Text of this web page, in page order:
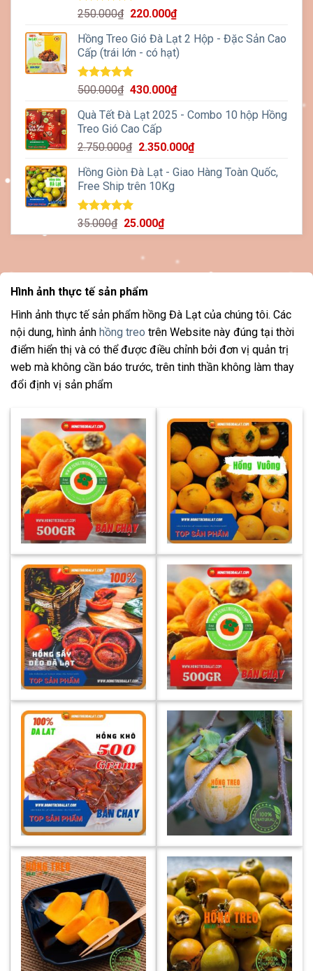
Được xếp
5.00
5 sao
250.000₫ Giá
là:
250.000₫.
220.000₫Giá
tại
là:
Hồng Treo Gió Đà Lạt 2 Hộp - Đặc Sản Cao
Cấp (trái lớn - có hạt)
Được xếp
5.00
5 sao
500.000₫ Giá
là:
500.000₫.
430.000₫Giá
tại
430.000₫.
Quà Tết Đà Lạt 2025 - Combo 10 hộp Hồng
Treo Gió Cao Cấp
2.750.000₫ Giá
là:
2.750.000₫.
2.350.000₫Giá
tại
Hồng Giòn Đà Lạt - Giao Hàng Toàn Quốc,
Free Ship trên 10Kg
Được xếp
hạng5.00
35.000₫ Giá
gốc
25.000₫Giá
hiện
Hình ảnh thực tế sản phẩm
Hình ảnh thực tế sản phẩm hồng Đà Lạt của chúng tôi. Các
nội dung, hình ảnh hồng treo trên Website này đúng tại thời
điểm hiển thị và có thể được điều chỉnh bởi đơn vị quản trị
web mà không cần báo trước, trên tinh thần không làm thay
đổi định vị sản phẩm